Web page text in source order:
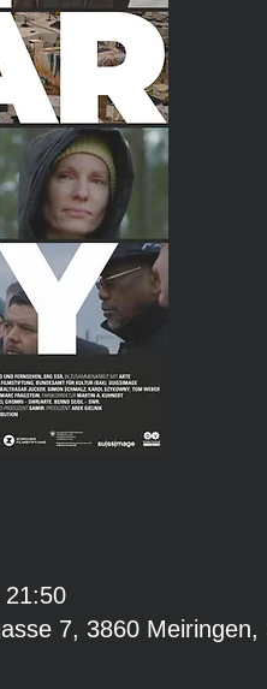
21:50
7, 3860 Meiringen,